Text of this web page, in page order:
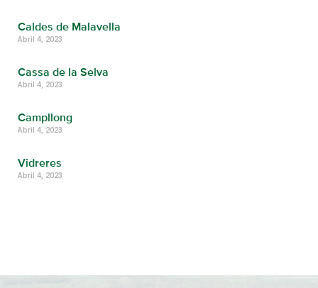
Caldes de Malavella
Abril 4, 2023
Cassa de la Selva
Abril 4, 2023
Campllong
Abril 4, 2023
Vidreres
Abril 4, 2023